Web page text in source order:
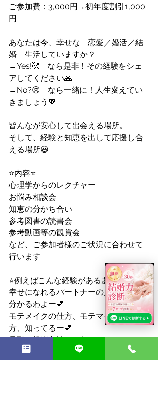
ご参加費：3,000円→初年度割引1,000
円
あなたは今、幸せな　恋愛／婚活／結
婚　生活していますか？
→Yes!🥰　なら是非！その経験をシェ
アしてください🙏
→No?😢　なら一緒に！人生変えてい
きましょう💖
皆んなが安心して出会える場所。
そして、経験と知恵を出して応援し合
える場所😃
⭐️内容⭐️
心理学からのレクチャー
お悩み相談会
知恵の分かち合い
参考図書の読書会
参考動画等の観賞会
など、ご参加者様のご状況に合わせて
行います
⭐️例えばこんな経験があるあなたに⭐️
幸せになれるパートナーの見分け方、
分かるわよー💕
モテメイクの仕方、モテマインド高め
方、知ってるー💕
旦那の操縦方法なら任せてー💕
なんてこと、シェアしてみません？